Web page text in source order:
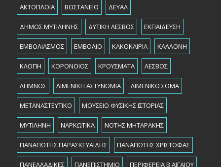
ΑΚΤΟΠΛΟΙΑ ΒΟΣΤΑΝΕΙΟ ΔΕΥΑΛ
ΔΗΜΟΣ ΜΥΤΙΛΗΝΗΣ ΔΥΤΙΚΗ ΛΕΣΒΟΣ ΕΚΠΑΙΔΕΥΣΗ
ΕΜΒΟΛΙΑΣΜΟΣ ΕΜΒΟΛΙΟ ΚΑΚΟΚΑΙΡΙΑ ΚΑΛΛΟΝΗ
ΚΛΟΠΗ ΚΟΡΟΝΟΙΟΣ ΚΡΟΥΣΜΑΤΑ ΛΕΣΒΟΣ
ΛΗΜΝΟΣ ΛΙΜΕΝΙΚΗ ΑΣΤΥΝΟΜΙΑ ΛΙΜΕΝΙΚΟ ΣΩΜΑ
ΜΕΤΑΝΑΣΤΕΥΤΙΚΟ ΜΟΥΣΕΙΟ ΦΥΣΙΚΗΣ ΙΣΤΟΡΙΑΣ
ΜΥΤΙΛΗΝΗ ΝΑΡΚΩΤΙΚΑ ΝΟΤΗΣ ΜΗΤΑΡΑΚΗΣ
ΠΑΝΑΓΙΩΤΗΣ ΠΑΡΑΣΚΕΥΑΙΔΗΣ ΠΑΝΑΓΙΩΤΗΣ ΧΡΙΣΤΟΦΑΣ
ΠΑΝΕΛΛΑΔΙΚΕΣ ΠΑΝΕΠΙΣΤΗΜΙΟ ΠΕΡΙΦΕΡΕΙΑ Β ΑΙΓΑΙΟΥ